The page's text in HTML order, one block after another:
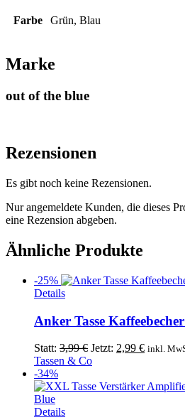
Farbe Grün, Blau
Marke
out of the blue
Rezensionen
Es gibt noch keine Rezensionen.
Nur angemeldete Kunden, die dieses
eine Rezension abgeben.
Ähnliche Produkte
-25%
DetailsDieses
weist
mehrere
Varianten
auf.
Die
Optionen
können
auf
Anker Tasse
Statt: 3,99€ Ursprünglicher
Preis
3,99 €
Jetzt: 2,99 €Aktueller
2,99 €.
inkl.
Tassen & Co
-34%
Details